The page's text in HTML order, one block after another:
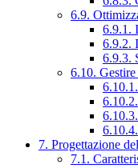
6.9.
6.9.1.
6.9.2.
6.9.3.
6.10.
7. Progettazione
7.1.